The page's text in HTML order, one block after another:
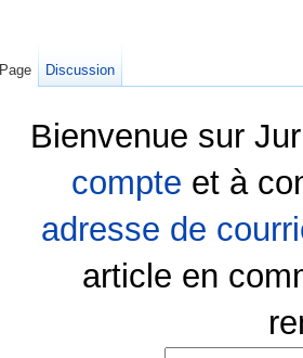
Bienvenue sur
compte et à
adresse de
article en
Page Discussion